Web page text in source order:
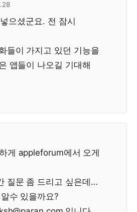
으셨군요. 전 잠시
들이 가지고 있던 기능을
앱들이 나오길 기대해
게 appleforum에서 오게
질문 좀 드리고 싶은데…
수 있을까요?